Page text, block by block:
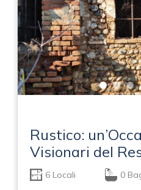
Rustico:
Visionari del
6 Locali 0